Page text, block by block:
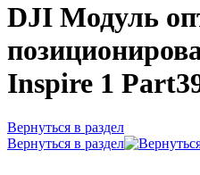
DJI Модуль
Inspire 1
Вернуться в раздел
Вернуться в раздел